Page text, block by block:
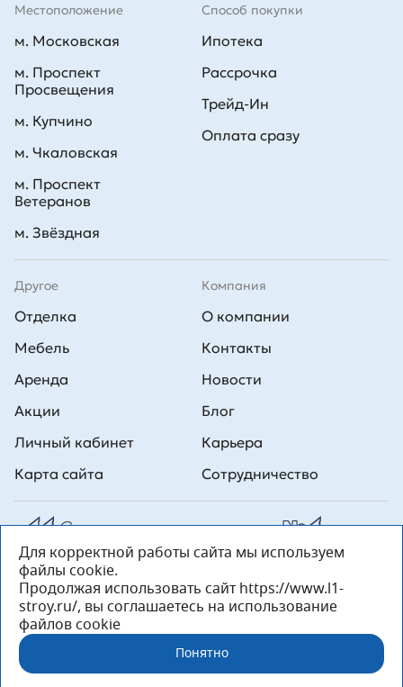
Способ покупки
Ипотека
Рассрочка
Трейд-Ин
Оплата сразу
Другое
Отделка
Мебель
Аренда
Акции
Личный кабинет
Карта сайта
Компания
О компании
Контакты
Новости
Блог
Карьера
Сотрудничество
Местоположение
м. Московская
м. Проспект
Просвещения
м. Купчино
м. Чкаловская
м. Проспект
Ветеранов
м. Звёздная
Все права на публикуемые на сайте материалы принадлежат
ООО Л1 Строительная комания №1. Любая информация,
представленная на данном сайте, носит исключительно
информационный характер и ни при каких условиях не является
публичной офертой, определяемой положениями статьи 437 ГК РФ.
«ООО «Л1 Строительная Компания №1» 196233, Санкт-Петербург, ул.
Орджоникидзе, д. 52, литер А, пом. 92-Н, офис 4 ИНН 7810269443,
ОГРН 1027804853559»
Для корректной работы сайта мы используем
файлы cookie.
Продолжая использовать сайт https://www.l1-
stroy.ru/, вы соглашаетесь на использование
файлов cookie
Понятно